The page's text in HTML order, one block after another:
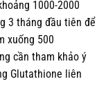
1000-2000
3 tháng đầu tiên để
xuống 500
cần tham khảo ý
Glutathione liên